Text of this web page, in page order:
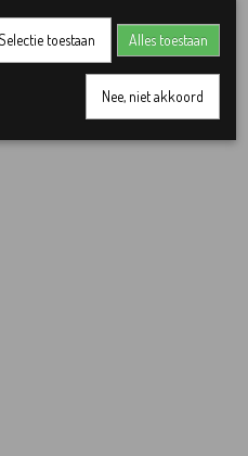
toestaan Alles toestaan
Nee, niet akkoord